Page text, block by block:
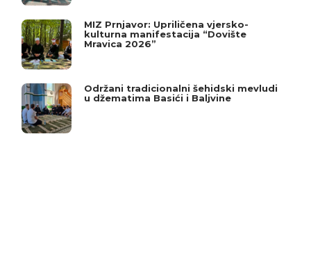
MIZ Prnjavor: Upriličena vjersko-
kulturna manifestacija “Dovište
Mravica 2026”
Održani tradicionalni šehidski mevludi
u džematima Basići i Baljvine